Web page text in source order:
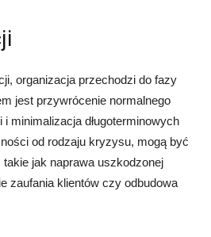
organizacja przechodzi do fazy
jest przywrócenie normalnego
minimalizacja długoterminowych
od rodzaju kryzysu, mogą być
takie jak naprawa uszkodzonej
zaufania klientów czy odbudowa